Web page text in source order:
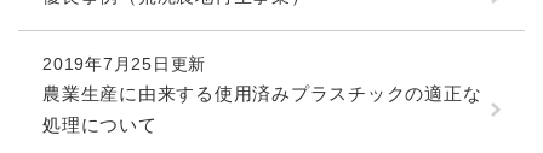
2019年7月25日更新
農業生産に由来する使用済みプラスチックの適正な
処理について